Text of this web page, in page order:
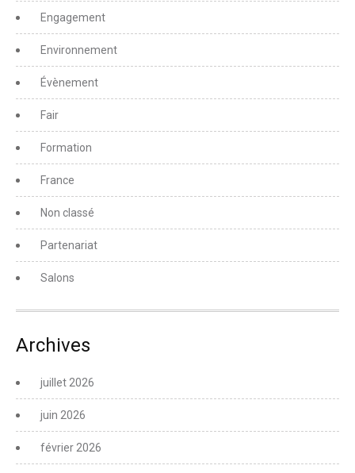
Engagement
Environnement
Évènement
Fair
Formation
France
Non classé
Partenariat
Salons
Archives
juillet 2026
juin 2026
février 2026